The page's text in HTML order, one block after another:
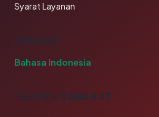
Syarat Layanan
BAHASA
Bahasa Indonesia
TAUTAN SAHABAT